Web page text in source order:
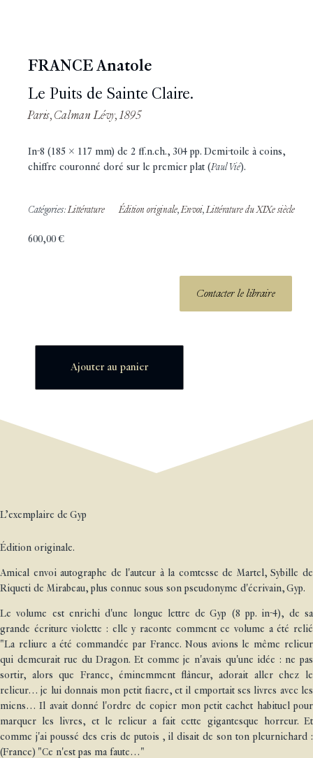
FRANCE Anatole
Le Puits de Sainte Claire.
Paris, Calman Lévy, 1895
In-8 (185 x 117 mm) de 2 ff.n.ch., 304 pp. Demi-toile à coins,
chiffre couronné doré sur le premier plat (Paul Vié).
Catégories:Littérature Édition originale,Envoi,Littérature du XIXe siècle
600,00€
Contacter le libraire
Ajouter au panier
L’exemplaire de Gyp
Édition originale.
Amical envoi autographe de l'auteur à la comtesse de Martel, Sybille de
Riqueti de Mirabeau, plus connue sous son pseudonyme d'écrivain, Gyp.
Le volume est enrichi d'une longue lettre de Gyp (8 pp. in-4), de sa
grande écriture violette : elle y raconte comment ce volume a été relié
"La reliure a été commandée par France. Nous avions le même relieur
qui demeurait rue du Dragon. Et comme je n'avais qu'une idée : ne pas
sortir, alors que France, éminemment flâneur, adorait aller chez le
relieur… je lui donnais mon petit fiacre, et il emportait ses livres avec les
miens… Il avait donné l'ordre de copier mon petit cachet habituel pour
marquer les livres, et le relieur a fait cette gigantesque horreur. Et
comme j'ai poussé des cris de putois , il disait de son ton pleurnichard :
(France) "Ce n'est pas ma faute…"